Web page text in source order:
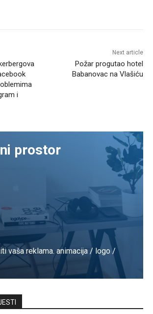
i
Next article
Požar progutao hotel
Babanovac na Vlašiću
prostor
vaša reklama. animacija / logo /
nas